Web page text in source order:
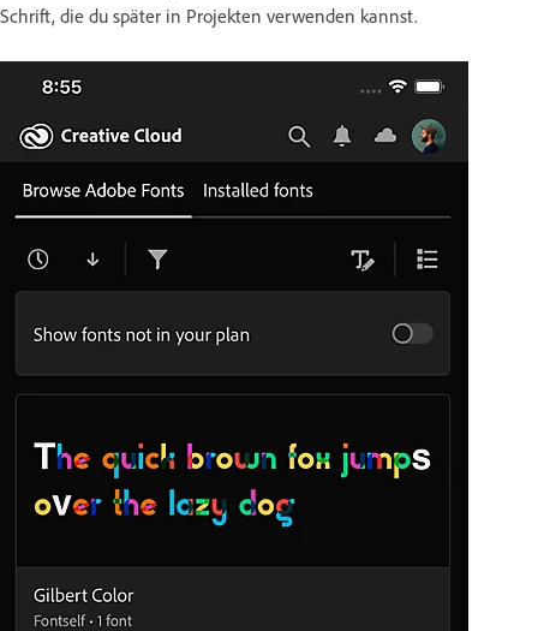
Schrift, die du später in Projekten verwenden kannst.